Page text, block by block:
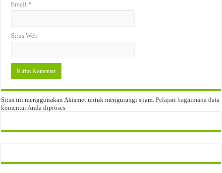
Email*
Situs Web
Situs ini menggunakan Akismet untuk mengurangi spam.Pelajari bagaimana data
komentar Anda diproses